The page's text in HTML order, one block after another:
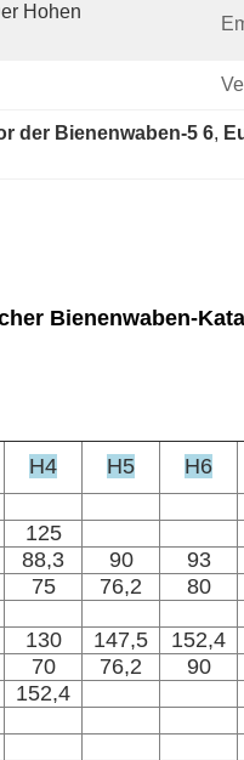
Hohen
der Bienenwaben-5 6,
Bienenwaben-
H4 H5 H6
125
88,3 90 93
75 76,2 80
130 147,5
152,4
70 76,2 90
152,4